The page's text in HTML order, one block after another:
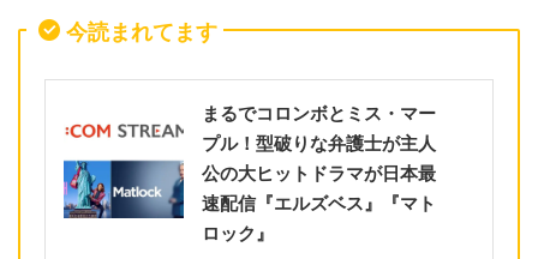
今読まれてます
まるでコロンボとミス・マー
プル！型破りな弁護士が主人
公の大ヒットドラマが日本最
速配信『エルズベス』『マト
ロック』